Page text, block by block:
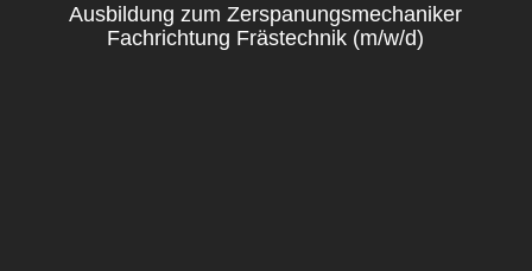
Ausbildung zum Zerspanungsmechaniker
Fachrichtung Frästechnik (m/w/d)